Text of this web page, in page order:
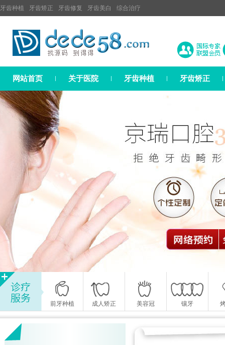
牙齿种植 牙齿矫正 牙齿修复 牙齿美白 综合治疗
网站首页 关于医院 牙齿种植 牙齿矫正
前牙种植 成人矫正 美容冠 镶牙